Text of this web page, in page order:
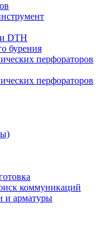
DTH
бурения
перфораторов
перфораторов
коммуникаций
и арматуры